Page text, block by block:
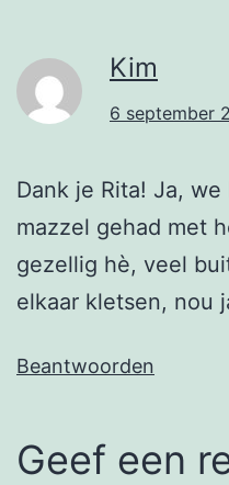
Kim
6 september
Dank je Rita! Ja,
mazzel gehad met
gezellig hè, veel
elkaar kletsen, nou
Beantwoorden
Geef een